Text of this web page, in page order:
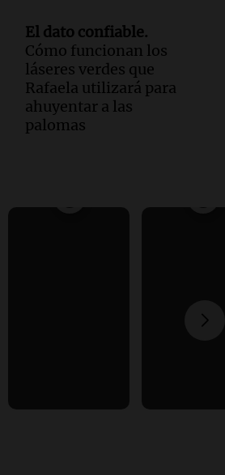
El dato confiable.
Cómo funcionan los
láseres verdes que
Rafaela utilizará para
ahuyentar a las
palomas